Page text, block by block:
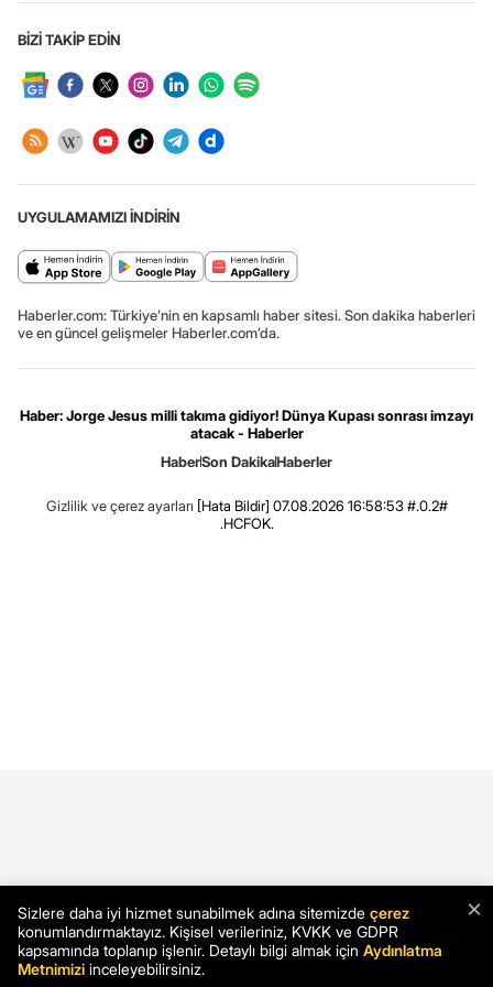
BİZİ TAKİP EDİN
UYGULAMAMIZI İNDİRİN
Haberler.com: Türkiye’nin en kapsamlı haber sitesi. Son dakika haberleri
ve en güncel gelişmeler Haberler.com’da.
Haber: Jorge Jesus milli takıma gidiyor! Dünya Kupası sonrası imzayı
atacak - Haberler
HaberSon DakikaHaberler
Gizlilik ve çerez ayarları [Hata Bildir] 07.08.2026 16:58:53 #.0.2#
.HCFOK.
×
Sizlere daha iyi hizmet sunabilmek adına sitemizde çerez
konumlandırmaktayız. Kişisel verileriniz, KVKK ve GDPR
kapsamında toplanıp işlenir. Detaylı bilgi almak için Aydınlatma
Metnimizi inceleyebilirsiniz.